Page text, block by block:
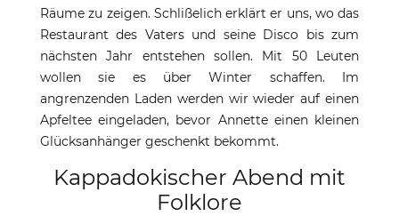
Räume zu zeigen. Schlißelich erklärt er uns, wo das
Restaurant des Vaters und seine Disco bis zum
nächsten Jahr entstehen sollen. Mit 50 Leuten
wollen sie es über Winter schaffen. Im
angrenzenden Laden werden wir wieder auf einen
Apfeltee eingeladen, bevor Annette einen kleinen
Glücksanhänger geschenkt bekommt.
Kappadokischer Abend mit
Folklore